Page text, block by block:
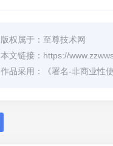
版权属于： 至尊技术网
本文链接： https://
作品采用：
《署名-非商业性